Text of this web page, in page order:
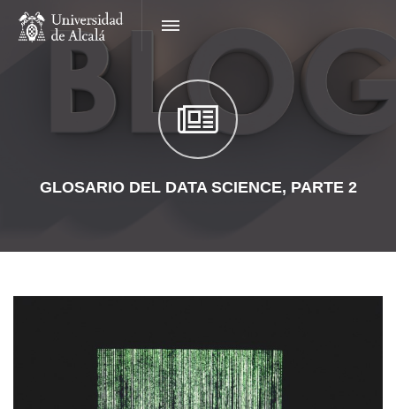
GLOSARIO DEL DATA SCIENCE, PARTE 2